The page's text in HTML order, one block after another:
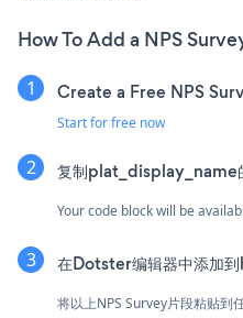
How To Add a NPS
Create a Free NPS
Start for free now
复制plat_display_name
Your code block will be
在Dotster编辑器中添加
将以上NPS Survey片段粘贴